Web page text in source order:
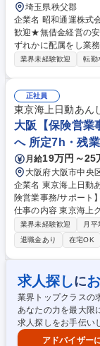
埼玉県秩父郡
企業名 昭和通運株式会社 求人名 【事務系オープンポジショ
歓迎★無借金経営の安定企業！！ 仕事の内容 営
ずれかに配属をし業
から着実にキャリア
や配送スケジュール
り ジョブローテーシ
職として経営に近い視点でご
プンポジション】★
業界未経験歓迎 転勤
正社員
東京海上日動あん
大阪【保険営業
へ 所定7h・残
月給19万円～25
大阪府大阪市中央
企業名 東京海上日動あんし
険営業事務/サポート
仕事の内容 東京海上
規・更新業務や問い
門性の高いサポート事
的には■法人様の管
（自動車、火災、傷
に関わる契約者とのメール・電話対
ポート】働き方改善
業界未経験歓迎 月平
退職金あり
在宅OK
求人探しに
業界トップクラスの
あなたの力を最大限
求人探しをお手伝い
アドバイザー